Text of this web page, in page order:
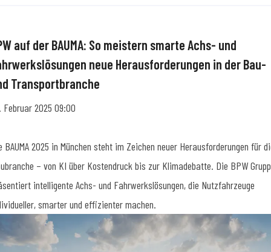
auf der BAUMA: So meistern smarte Achs- und
neue Herausforderungen in der Bau-
Transportbranche
Februar 2025 09:00
BAUMA 2025 in München steht im Zeichen neuer Herausforderungen für
– von KI über Kostendruck bis zur Klimadebatte. Die BPW
intelligente Achs- und Fahrwerkslösungen, die Nutzfahrzeuge
smarter und effizienter machen.